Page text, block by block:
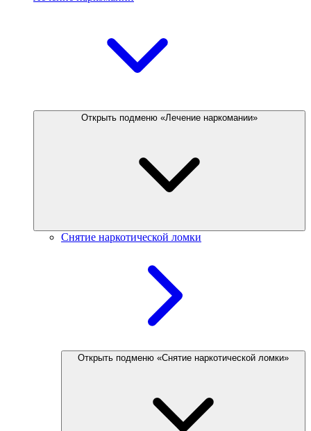
Открыть подменю «Лечение наркомании»
Снятие наркотической ломки
Открыть подменю «Снятие наркотической ломки»